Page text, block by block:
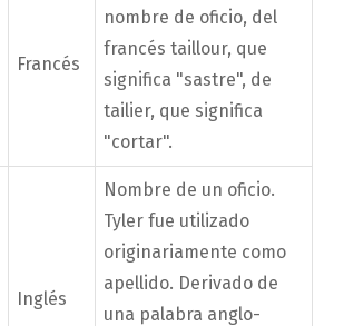
Francés
nombre de oficio, del
francés taillour, que
significa "sastre", de
tailier, que significa
"cortar".
Inglés
Nombre de un oficio.
Tyler fue utilizado
originariamente como
apellido. Derivado de
una palabra anglo-